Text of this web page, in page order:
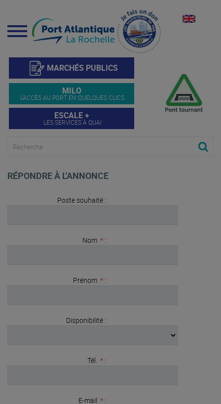
Menu
MARCHÉS PUBLICS
MILO
L'ACCÈS AU PORT EN QUELQUES CLICS
ESCALE +
LES SERVICES À QUAI
RÉPONDRE À L'ANNONCE
Poste souhaité :
Nom * :
Prénom * :
Disponibilité :
Tél. * :
E-mail * :